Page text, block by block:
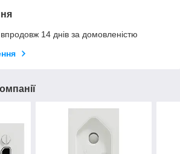
14 днів за домовленістю